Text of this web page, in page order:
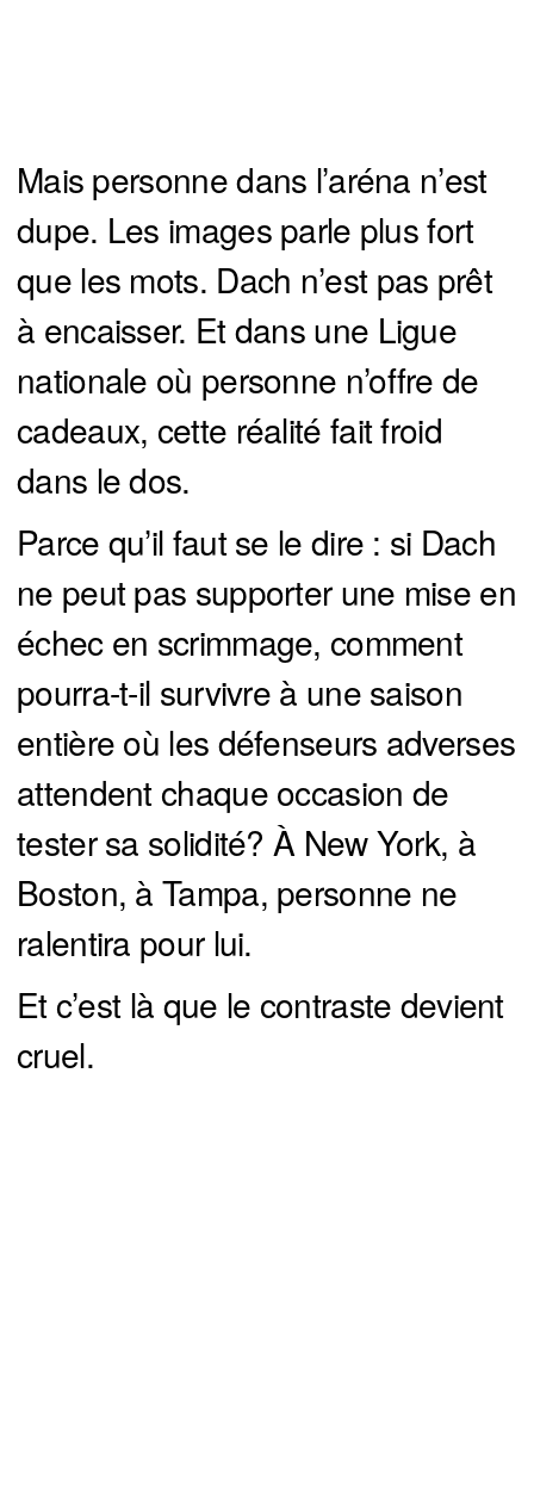
Mais personne dans l’aréna n’est
dupe. Les images parle plus fort
que les mots. Dach n’est pas prêt
à encaisser. Et dans une Ligue
nationale où personne n’offre de
cadeaux, cette réalité fait froid
dans le dos.
Parce qu’il faut se le dire : si Dach
ne peut pas supporter une mise en
échec en scrimmage, comment
pourra-t-il survivre à une saison
entière où les défenseurs adverses
attendent chaque occasion de
tester sa solidité? À New York, à
Boston, à Tampa, personne ne
ralentira pour lui.
Et c’est là que le contraste devient
cruel.